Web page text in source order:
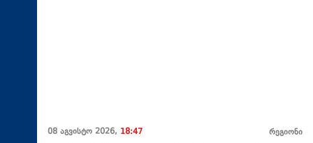
08 აგვისტო 2026, 18:47 რეგიონი